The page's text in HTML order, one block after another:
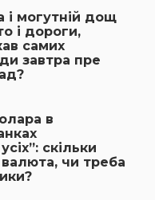
і могутній дощ
і дороги,
самих
завтра пре
в
скільки
чи треба